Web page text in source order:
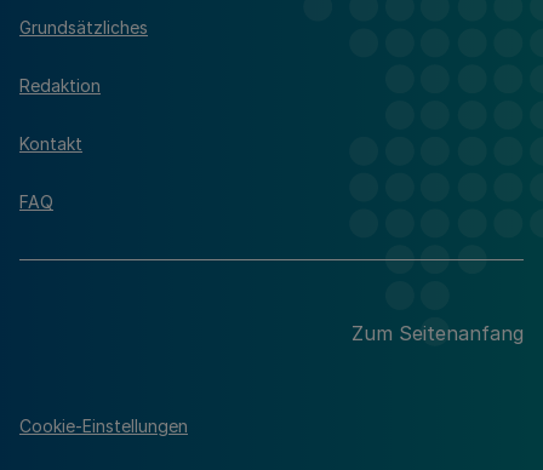
Grundsätzliches
Redaktion
Kontakt
FAQ
Zum Seitenanfang
Cookie-Einstellungen